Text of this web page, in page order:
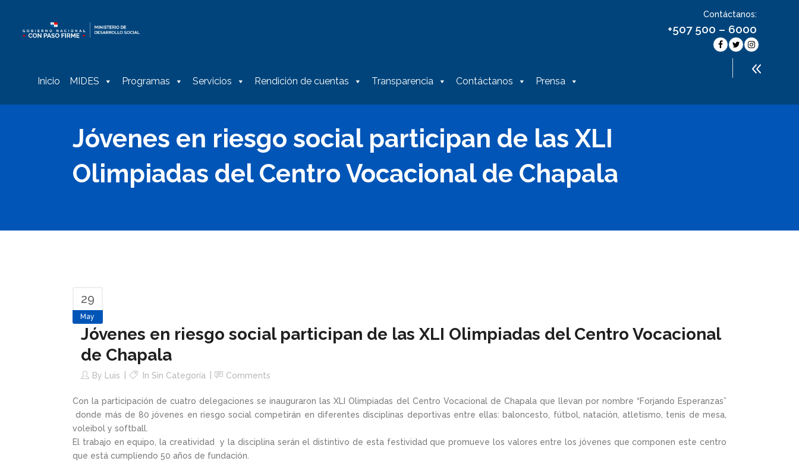
Contáctanos:
+507 500 – 6000
Inicio MIDES Programas Servicios Rendición de cuentas Transparencia Contáctanos Prensa
Jóvenes en riesgo social participan de las XLI
Olimpiadas del Centro Vocacional de Chapala
29
May
Jóvenes en riesgo social participan de las XLI Olimpiadas del Centro Vocacional
de Chapala
By Luis In Sin Categoría Comments
Con la participación de cuatro delegaciones se inauguraron las XLI Olimpiadas del Centro Vocacional de Chapala que llevan por nombre “Forjando Esperanzas”
donde más de 80 jóvenes en riesgo social competirán en diferentes disciplinas deportivas entre ellas: baloncesto, fútbol, natación, atletismo, tenis de mesa,
voleibol y softball.
El trabajo en equipo, la creatividad y la disciplina serán el distintivo de esta festividad que promueve los valores entre los jóvenes que componen este centro
que está cumpliendo 50 años de fundación.